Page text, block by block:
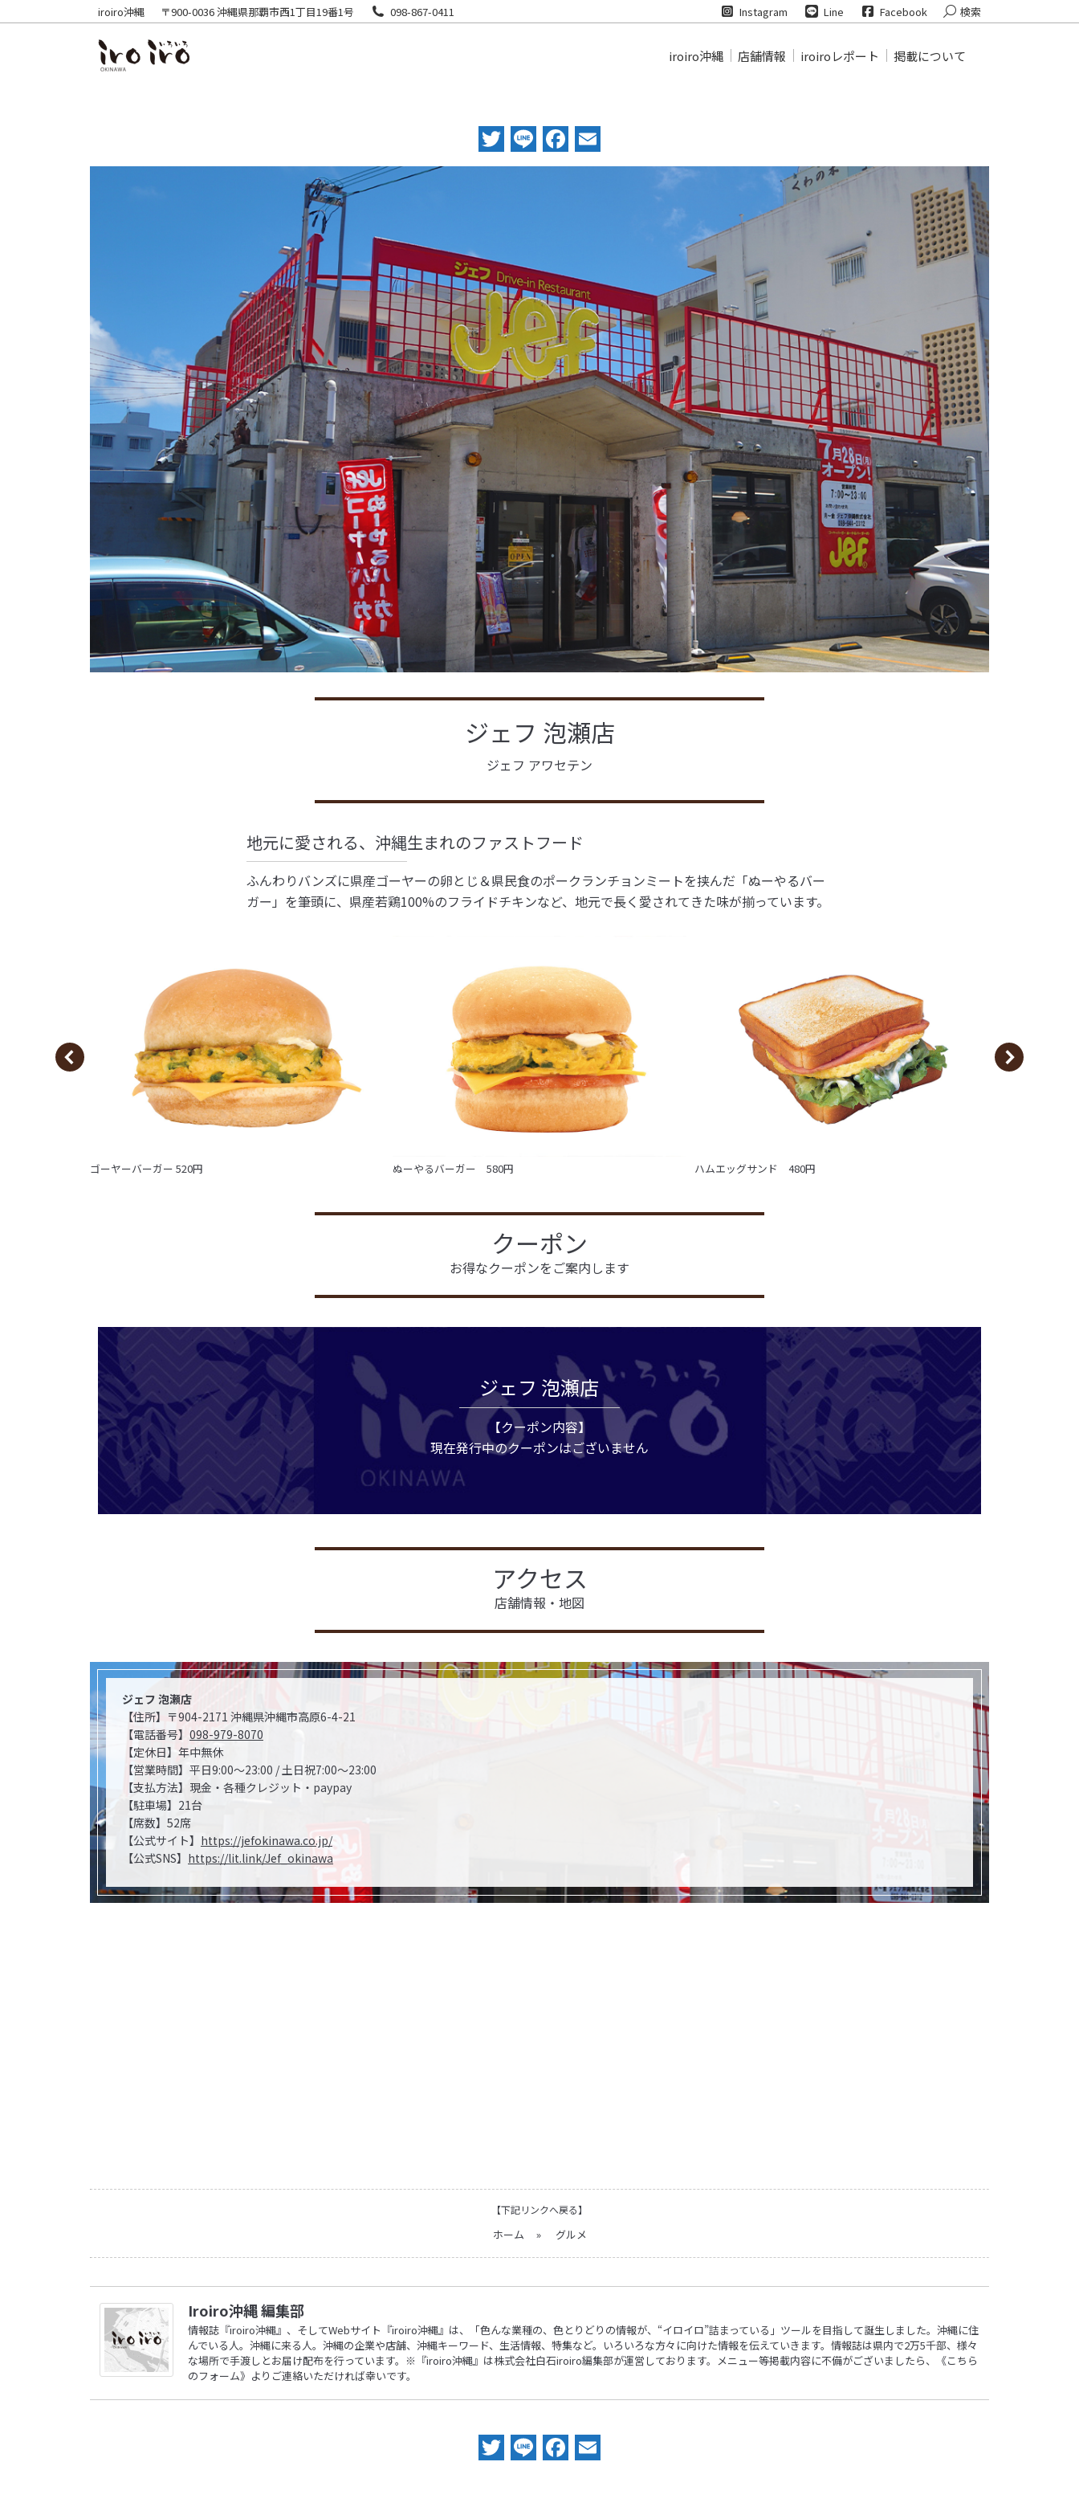
iroiro沖縄 〒900-0036 沖縄県那覇市西1丁目19番1号 098-867-0411 Instagram Line Facebook Search:
検索
iroiro沖縄 店舗情報 iroiroレポート 掲載について
Twitter
LineFacebook
ジェフ 泡瀬店
ジェフ アワセテン
地元に愛される、沖縄生まれのファストフード
ふんわりバンズに県産ゴーヤーの卵とじ＆県民食のポークランチョンミートを挟んだ「ぬーやるバー
ガー」を筆頭に、県産若鶏100%のフライドチキンなど、地元で長く愛されてきた味が揃っています。
ゴーヤーバーガー 520円 ぬーやるバーガー 580円 ハムエッグサンド 480円
クーポン
お得なクーポンをご案内します
ジェフ 泡瀬店
【クーポン内容】
現在発行中のクーポンはございません
アクセス
店舗情報・地図
ジェフ 泡瀬店
【住所】〒904-2171 沖縄県沖縄市高原6-4-21
【電話番号】 098-979-8070
【定休日】年中無休
【営業時間】平日9:00～23:00 / 土日祝7:00～23:00
【支払方法】現金・各種クレジット・paypay
【駐車場】21台
【席数】52席
【公式サイト】 https://jefokinawa.co.jp/
【公式SNS】 https://lit.link/Jef_okinawa
【下記リンクへ戻る】
ホーム » グルメ
Iroiro沖縄 編集部
情報誌『iroiro沖縄』、そしてWebサイト『iroiro沖縄』は、「色んな業種の、色とりどりの情報が、“イロイロ”詰まっている」ツールを目指して誕生しました。沖縄に住
んでいる人。沖縄に来る人。沖縄の企業や店舗、沖縄キーワード、生活情報、特集など。いろいろな方々に向けた情報を伝えていきます。情報誌は県内で2万5千部、様々
な場所で手渡しとお届け配布を行っています。※『iroiro沖縄』は株式会社白石iroiro編集部が運営しております。メニュー等掲載内容に不備がございましたら、
《こちら
のフォーム》 よりご連絡いただければ幸いです。
Twitter
LineFacebook